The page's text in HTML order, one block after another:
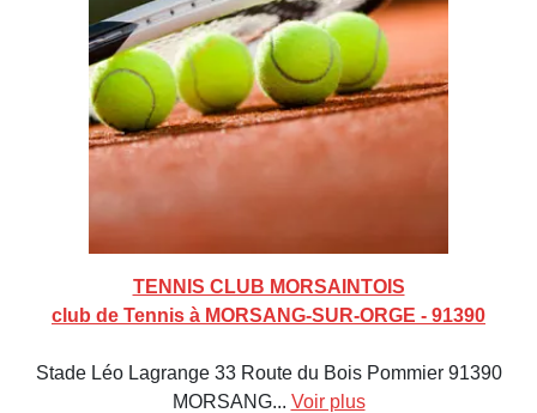
TENNIS CLUB MORSAINTOIS
club de Tennis à MORSANG-SUR-ORGE - 91390
Stade Léo Lagrange 33 Route du Bois Pommier 91390
MORSANG... Voir plus